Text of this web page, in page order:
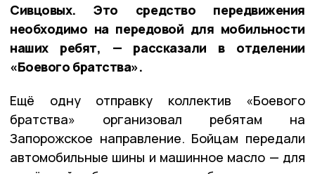
Сивцовых. Это средство передвижения
необходимо на передовой для мобильности
наших ребят, — рассказали в отделении
«Боевого братства».
Ещё одну отправку коллектив «Боевого
братства» организовал ребятам на
Запорожское направление. Бойцам передали
автомобильные шины и машинное масло — для